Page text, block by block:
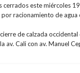
cerrados este miércoles
racionamiento de agua
de calzada occidental
av. Cali con av. Manuel